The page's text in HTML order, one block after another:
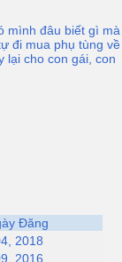
mình đâu biết gì mà
đi mua phụ tùng về
lại cho con gái, con
Đăng
2018
2016